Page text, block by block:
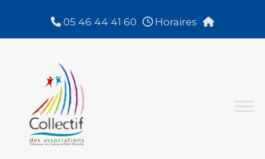
05 46 44 41 60 Horaires
Associations
Salines
Petit
Marseille